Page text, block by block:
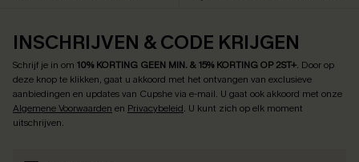
INSCHRIJVEN & CODE KRIJGEN
Schrijf je in om 10% KORTING GEEN MIN. & 15% KORTING OP 2ST+. Door op
deze knop te klikken, gaat u akkoord met het ontvangen van exclusieve
aanbiedingen en updates van Cupshe via e-mail. U gaat ook akkoord met onze
Algemene Voorwaarden en Privacybeleid. U kunt zich op elk moment
uitschrijven.